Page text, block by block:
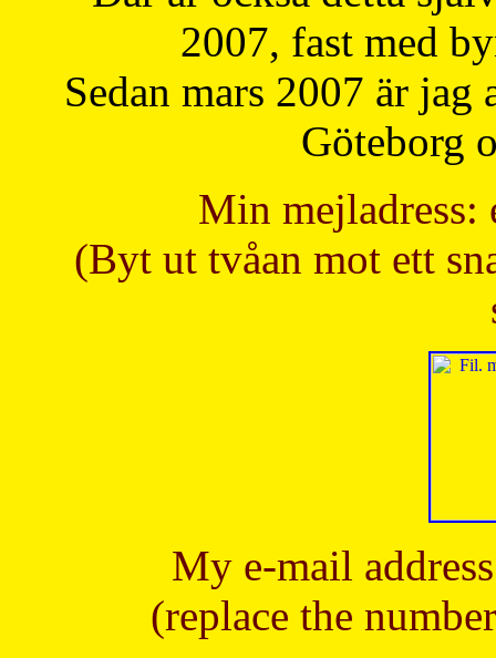
2007, fast med
Sedan mars 2007 är
Göteborg
Min mejladress:
(Byt ut tvåan mot ett
My e-mail
(replace the